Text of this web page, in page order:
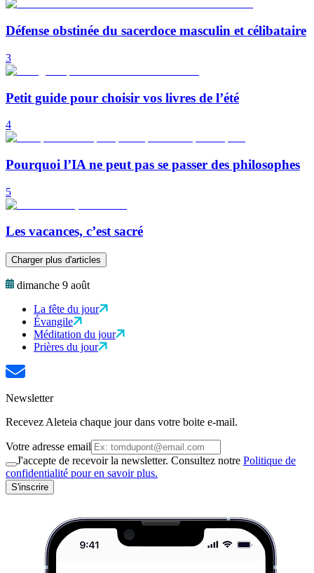
Défense obstinée du sacerdoce masculin et célibataire
3
Petit guide pour choisir vos livres de l’été
4
Pourquoi l’IA ne peut pas se passer des philosophes
5
Les vacances, c’est sacré
Charger plus d'articles
dimanche 9 août
La fête du jour
Évangile
Méditation du jour
Prières du jour
Newsletter
Recevez Aleteia chaque jour dans votre boite e-mail.
Votre adresse email
J'accepte de recevoir la newsletter. Consultez notre Politique de
confidentialité pour en savoir plus.
S'inscrire